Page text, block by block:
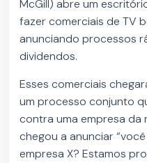
McGill) abre um
fazer comerciais de TV
anunciando processos
dividendos.
Esses comerciais
um processo conjunto
contra uma empresa da
chegou a anunciar
empresa X? Estamos